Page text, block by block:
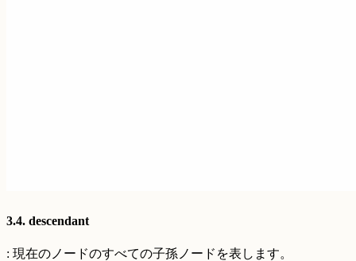
3.4. descendant
: 現在のノードのすべての子孫ノードを表します。